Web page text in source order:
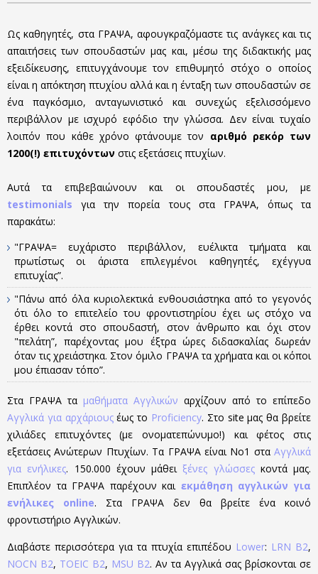
Ως καθηγητές, στα ΓΡΑΨΑ, αφουγκραζόμαστε τις ανάγκες και τις
απαιτήσεις των σπουδαστών μας και, μέσω της διδακτικής μας
εξειδίκευσης, επιτυγχάνουμε τον επιθυμητό στόχο ο οποίος
είναι η απόκτηση πτυχίου αλλά και η ένταξη των σπουδαστών σε
ένα παγκόσμιο, ανταγωνιστικό και συνεχώς εξελισσόμενο
περιβάλλον με ισχυρό εφόδιο την γλώσσα. Δεν είναι τυχαίο
λοιπόν που κάθε χρόνο φτάνουμε τον αριθμό ρεκόρ των
1200(!) επιτυχόντων στις εξετάσεις πτυχίων.
Αυτά τα επιβεβαιώνουν και οι σπουδαστές μου, με
testimonials για την πορεία τους στα ΓΡΑΨΑ, όπως τα
παρακάτω:
"ΓΡΑΨΑ= ευχάριστο περιβάλλον, ευέλικτα τμήματα και
πρωτίστως οι άριστα επιλεγμένοι καθηγητές, εχέγγυα
επιτυχίας”.
"Πάνω από όλα κυριολεκτικά ενθουσιάστηκα από το γεγονός
ότι όλο το επιτελείο του φροντιστηρίου έχει ως στόχο να
έρθει κοντά στο σπουδαστή, στον άνθρωπο και όχι στον
"πελάτη”, παρέχοντας μου έξτρα ώρες διδασκαλίας δωρεάν
όταν τις χρειάστηκα. Στον όμιλο ΓΡΑΨΑ τα χρήματα και οι κόποι
μου έπιασαν τόπο”.
Στα ΓΡΑΨΑ τα μαθήματα Αγγλικών αρχίζουν από το επίπεδο
Αγγλικά για αρχάριουςέως το Proficiency. Στο site μας θα βρείτε
χιλιάδες επιτυχόντες (με ονοματεπώνυμο!) και φέτος στις
εξετάσεις Ανώτερων Πτυχίων. Τα ΓΡΑΨΑ είναι Νο1 στα Αγγλικά
για ενήλικες. 150.000 έχουν μάθει ξένες γλώσσεςκοντά μας.
Επιπλέον τα ΓΡΑΨΑ παρέχουν και εκμάθηση αγγλικών για
ενήλικες online. Στα ΓΡΑΨΑ δεν θα βρείτε ένα κοινό
φροντιστήριο Αγγλικών.
Διαβάστε περισσότερα για τα πτυχία επιπέδου Lower: LRN B2,
NOCN B2, TOEIC B2, MSU B2. Αν τα Αγγλικά σας βρίσκονται σε